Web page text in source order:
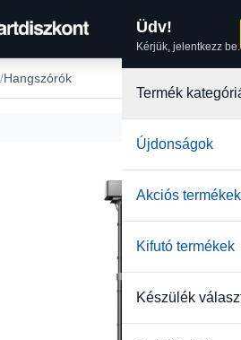
Üdv!
Kérjük, jelentkezz be.
Termék
Újdonságok
Akciós termékek
Kifutó termékek
Készülék
Hangszórók